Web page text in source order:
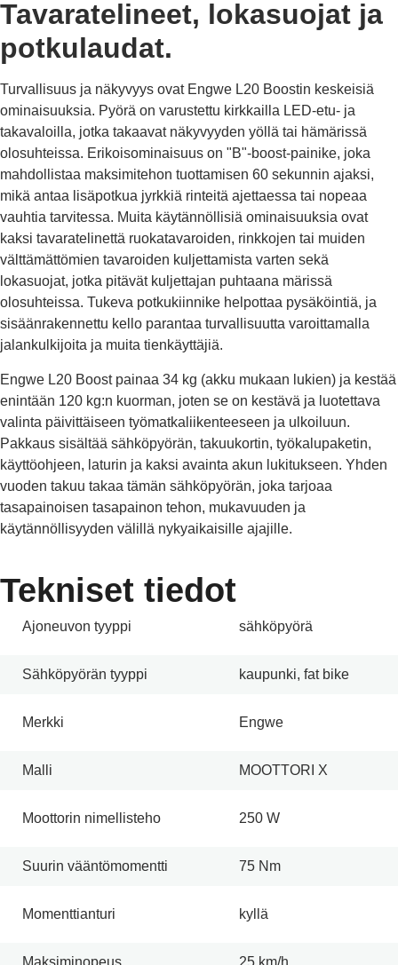
Tavaratelineet, lokasuojat ja
potkulaudat.
Turvallisuus ja näkyvyys ovat Engwe L20 Boostin keskeisiä
ominaisuuksia. Pyörä on varustettu kirkkailla LED-etu- ja
takavaloilla, jotka takaavat näkyvyyden yöllä tai hämärissä
olosuhteissa. Erikoisominaisuus on "B"-boost-painike, joka
mahdollistaa maksimitehon tuottamisen 60 sekunnin ajaksi,
mikä antaa lisäpotkua jyrkkiä rinteitä ajettaessa tai nopeaa
vauhtia tarvitessa. Muita käytännöllisiä ominaisuuksia ovat
kaksi tavaratelinettä ruokatavaroiden, rinkkojen tai muiden
välttämättömien tavaroiden kuljettamista varten sekä
lokasuojat, jotka pitävät kuljettajan puhtaana märissä
olosuhteissa. Tukeva potkukiinnike helpottaa pysäköintiä, ja
sisäänrakennettu kello parantaa turvallisuutta varoittamalla
jalankulkijoita ja muita tienkäyttäjiä.
Engwe L20 Boost painaa 34 kg (akku mukaan lukien) ja kestää
enintään 120 kg:n kuorman, joten se on kestävä ja luotettava
valinta päivittäiseen työmatkaliikenteeseen ja ulkoiluun.
Pakkaus sisältää sähköpyörän, takuukortin, työkalupaketin,
käyttöohjeen, laturin ja kaksi avainta akun lukitukseen. Yhden
vuoden takuu takaa tämän sähköpyörän, joka tarjoaa
tasapainoisen tasapainon tehon, mukavuuden ja
käytännöllisyyden välillä nykyaikaisille ajajille.
Tekniset tiedot
Ajoneuvon tyyppi sähköpyörä
Sähköpyörän tyyppi kaupunki, fat bike
Merkki Engwe
Malli MOOTTORI X
Moottorin nimellisteho 250 W
Suurin vääntömomentti 75 Nm
Momenttianturi kyllä